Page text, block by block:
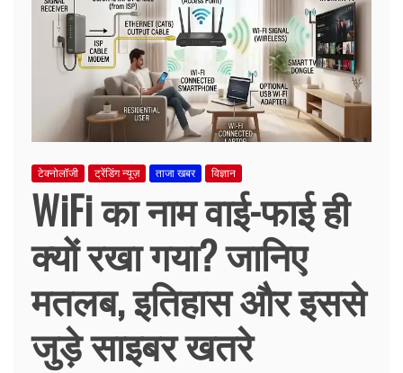
टेक्नोलॉजी ट्रेंडिंग न्यूज़ ताजा खबर विज्ञान
WiFi का नाम वाई-फाई ही
क्यों रखा गया? जानिए
मतलब, इतिहास और इससे
जुड़े साइबर खतरे